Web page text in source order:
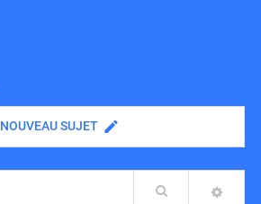
NOUVEAU SUJET
Rechercher